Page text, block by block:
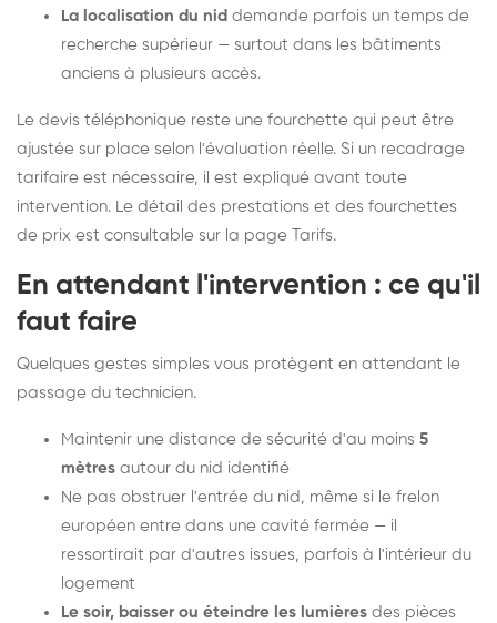
La localisation du nid demande parfois un temps de
recherche supérieur — surtout dans les bâtiments
anciens à plusieurs accès.
Le devis téléphonique reste une fourchette qui peut être
ajustée sur place selon l'évaluation réelle. Si un recadrage
tarifaire est nécessaire, il est expliqué avant toute
intervention. Le détail des prestations et des fourchettes
de prix est consultable sur la page Tarifs.
En attendant l'intervention : ce qu'il
faut faire
Quelques gestes simples vous protègent en attendant le
passage du technicien.
Maintenir une distance de sécurité d'au moins 5
mètres autour du nid identifié
Ne pas obstruer l'entrée du nid, même si le frelon
européen entre dans une cavité fermée — il
ressortirait par d'autres issues, parfois à l'intérieur du
logement
Le soir, baisser ou éteindre les lumières des pièces